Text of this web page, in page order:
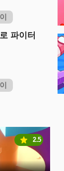
파이터
2.5